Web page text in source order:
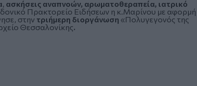
ασκήσεις αναπνοών, αρωματοθεραπεία, ιατρικό
Πρακτορείο Ειδήσεων η κ.Μαρίνου με αφορμή
στην τριήμερη διοργάνωση «Πολυγεγονός της
Θεσσαλονίκης.